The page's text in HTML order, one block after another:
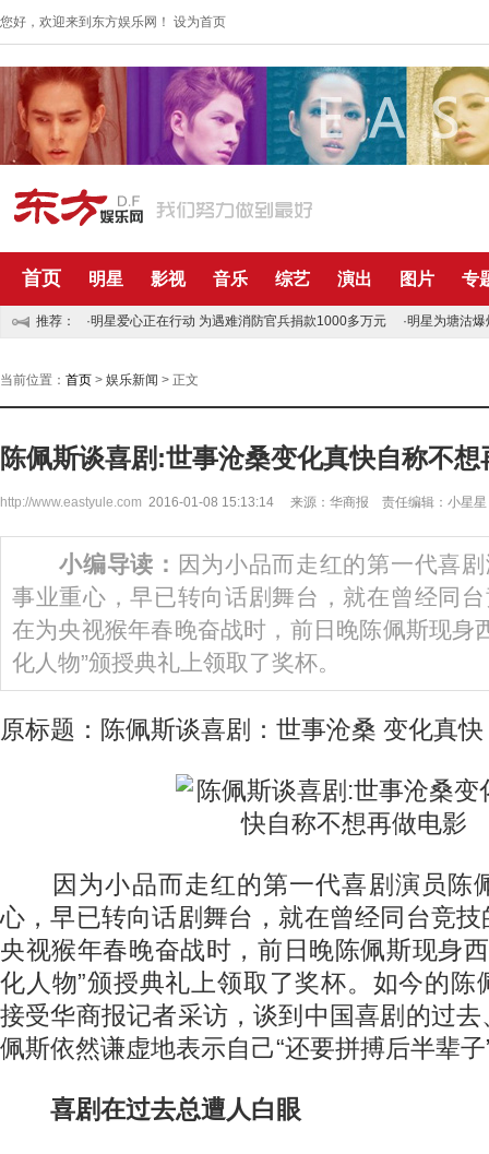
您好，欢迎来到东方娱乐网！ 设为首页
首页 明星 影视 音乐 综艺 演出 图片 专
推荐： ·明星爱心正在行动 为遇难消防官兵捐款1000多万元 ·明星为塘沽
当前位置： 首页 > 娱乐新闻 > 正文
陈佩斯谈喜剧:世事沧桑变化真快自称不想
http://www.eastyule.com 2016-01-08 15:13:14 来源：华商报 责任编辑：小星星
小编导读： 因为小品而走红的第一代喜
事业重心，早已转向话剧舞台，就在曾经同
在为央视猴年春晚奋战时，前日晚陈佩斯现身
化人物”颁授典礼上领取了奖杯。
原标题：陈佩斯谈喜剧：世事沧桑 变化真快
因为小品而走红的第一代喜剧演员陈
心，早已转向话剧舞台，就在曾经同台竞
央视猴年春晚奋战时，前日晚陈佩斯现身
化人物”颁授典礼上领取了奖杯。如今的陈
接受华商报记者采访，谈到中国喜剧的过
佩斯依然谦虚地表示自己“还要拼搏后半辈子
喜剧在过去总遭人白眼